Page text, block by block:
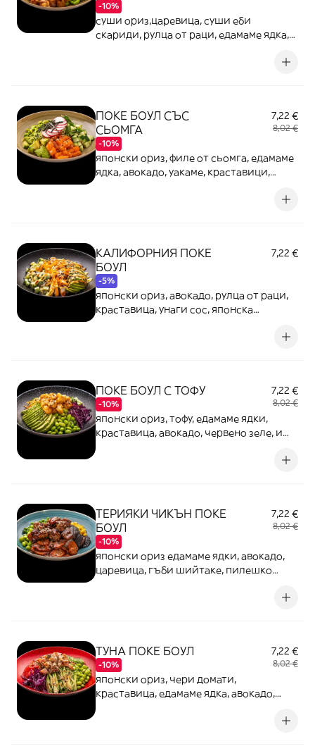
-10%
суши ориз,царевица, суши еби
скариди, рулца от раци, едамаме ядка,
ПОКЕ БОУЛ СЪС
СЬОМГА
-10%
7,22 €
8,02 €
японски ориз, филе от сьомга, едамаме
ядка, авокадо, уакаме, краставици,
КАЛИФОРНИЯ ПОКЕ
БОУЛ
-5%
7,22 €
японски ориз, авокадо, рулца от раци,
краставица, унаги сос, японска
ПОКЕ БОУЛ С ТОФУ
-10%
7,22 €
8,02 €
японски ориз, тофу, едамаме ядки,
краставица, авокадо, червено зеле, и
ТЕРИЯКИ ЧИКЪН ПОКЕ
БОУЛ
-10%
7,22 €
8,02 €
японски ориз едамаме ядки, авокадо,
царевица, гъби шийтаке, пилешко
ТУНА ПОКЕ БОУЛ
-10%
7,22 €
8,02 €
японски ориз, чери домати,
краставица, едамаме ядка, авокадо,